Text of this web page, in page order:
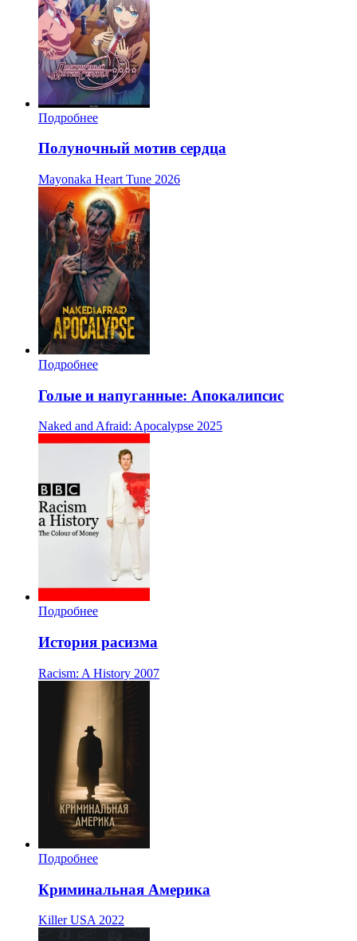
Подробнее
Полуночный мотив сердца
Mayonaka Heart Tune 2026
Подробнее
Голые и напуганные: Апокалипсис
Naked and Afraid: Apocalypse 2025
Подробнее
История расизма
Racism: A History 2007
Подробнее
Криминальная Америка
Killer USA 2022